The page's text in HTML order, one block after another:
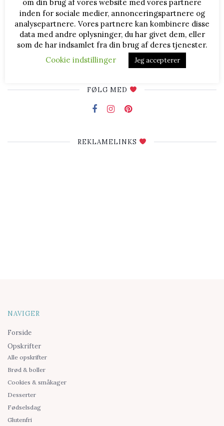
Bente Bager
Bagenørd
Hej og velkommen til BenteBager.dk
Jeg hedder Bente Bager og står bag denne blog om diverse
bagværk og lækkerier. Jeg deler opskrifter, billeder og
fremgangsmåder, og du er velkommen til at læse med ♥
FØLG MED
REKLAMELINKS
NAVIGER
Forside
Opskrifter
Alle opskrifter
Brød & boller
Cookies & småkager
Desserter
Fødselsdag
Glutenfri
om din brug af vores website med vores partnere
inden for sociale medier, annonceringspartnere og
analysepartnere. Vores partnere kan kombinere disse
data med andre oplysninger, du har givet dem, eller
som de har indsamlet fra din brug af deres tjenester.
Cookie indstillinger
Jeg accepterer